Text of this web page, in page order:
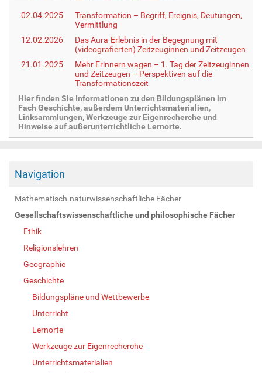
02.04.2025
Transformation – Begriff, Ereignis, Deutungen,
Vermittlung
12.02.2026
Das Aura-Erlebnis in der Begegnung mit
(videografierten) Zeitzeuginnen und Zeitzeugen
21.01.2025
Mehr Erinnern wagen – 1. Tag der Zeitzeuginnen
und Zeitzeugen – Perspektiven auf die
Transformationszeit
Hier finden Sie Informationen zu den Bildungsplänen im
Fach Geschichte, außerdem Unterrichtsmaterialien,
Linksammlungen, Werkzeuge zur Eigenrecherche und
Hinweise auf außerunterrichtliche Lernorte.
Navigation
Mathematisch-naturwissenschaftliche Fächer
Gesellschaftswissenschaftliche und philosophische Fächer
Ethik
Religionslehren
Geographie
Geschichte
Bildungspläne und Wettbewerbe
Unterricht
Lernorte
Werkzeuge zur Eigenrecherche
Unterrichtsmaterialien